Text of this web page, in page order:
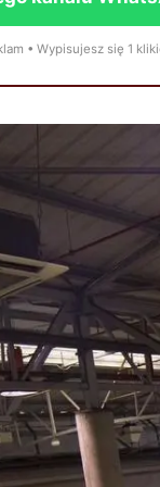
• Wypisujesz się 1